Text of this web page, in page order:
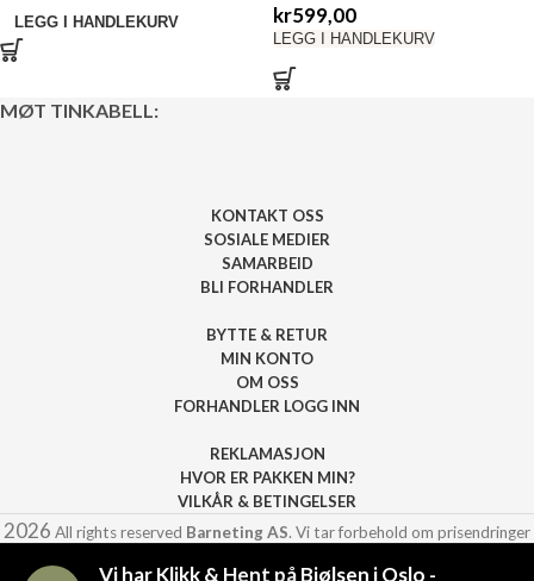
Vi har Klikk & Hent på Bjølsen i Oslo -
LEGG I HANDLEKURV kr599,00
LEGG I HANDLEKURV
MØT TINKABELL:
KONTAKT OSS
SOSIALE MEDIER
SAMARBEID
BLI FORHANDLER
BYTTE & RETUR
MIN KONTO
OM OSS
FORHANDLER LOGG INN
REKLAMASJON
HVOR ER PAKKEN MIN?
VILKÅR & BETINGELSER
2026 All rights reserved Barneting AS. Vi tar forbehold om prisendringer
eller andre feil på siden.